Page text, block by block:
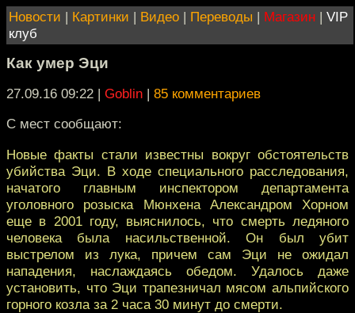
Новости | Картинки | Видео | Переводы | Магазин | VIP
клуб
Как умер Эци
27.09.16 09:22 | Goblin | 85 комментариев
С мест сообщают:
Новые факты стали известны вокруг обстоятельств
убийства Эци. В ходе специального расследования,
начатого главным инспектором департамента
уголовного розыска Мюнхена Александром Хорном
еще в 2001 году, выяснилось, что смерть ледяного
человека была насильственной. Он был убит
выстрелом из лука, причем сам Эци не ожидал
нападения, наслаждаясь обедом. Удалось даже
установить, что Эци трапезничал мясом альпийского
горного козла за 2 часа 30 минут до смерти.